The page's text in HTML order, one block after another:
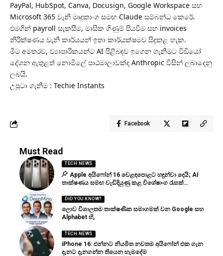
PayPal, HubSpot, Canva, Docusign, Google Workspace සහ
Microsoft 365 වැනි මෘදුකාංග සමඟ Claude සම්බන්ධ කෙරේ.
එමගින් payroll සැකසීම, මාසික ගිණුම් පියවීම සහ invoices
නිරීක්ෂණය වැනි කාර්යයන් ඉතා කාර්යක්ෂමව සිදුකළ හැක.
මීට අමතරව, ව්‍යාපාරිකයන්ට AI පිළිබඳව ඉගෙන ගැනීමට වීඩියෝ
දේශන ඇතුළත් නොමිලේ පාඨමාලාවක්ද Anthropic විසින් ලබාදෙනු
ලබයි.
උපුටා ගැනීම : Techie Instants
Facebook
Must Read
TECH NEWS
Apple අයිෆෝන් 16 වෙළඳපොළට හඳුන්වා දෙයි; AI
තාක්ෂණය සමඟ වැඩිදියුණු කළ විශේෂාංග රැසක්…
DID YOU KNOW?
ලොව විශාලතම තාක්ෂණික සමාගමක් වන Google සහ
Alphabet හි,
TECH NEWS
iPhone 16: එන්නට නියමිත නවතම අයිෆෝන් එක ගැන
දැනට දැනගන්න තියෙන හැමදේම